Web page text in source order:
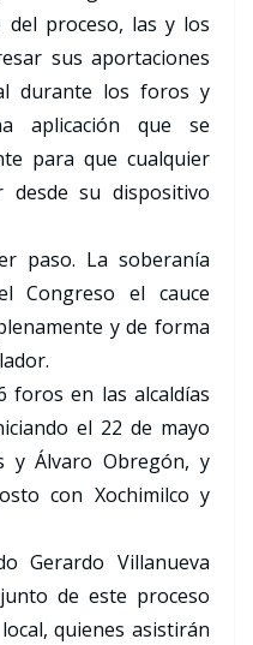
del proceso, las y los
sus aportaciones
durante los foros y
aplicación que se
para que cualquier
desde su dispositivo
paso. La soberanía
Congreso el cauce
y de forma
foros en las alcaldías
el 22 de mayo
y Álvaro Obregón, y
con Xochimilco y
Gerardo Villanueva
de este proceso
quienes asistirán